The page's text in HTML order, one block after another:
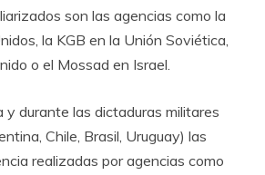
son las agencias como la
la KGB en la Unión Soviética,
o el Mossad en Israel.
y durante las dictaduras militares
Chile, Brasil, Uruguay) las
realizadas por agencias como